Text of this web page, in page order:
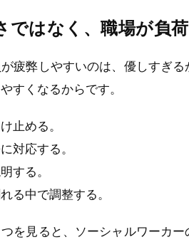
ではなく、職場が負
疲弊しやすいのは、優しすぎ
すくなるからです。
止める。
対応する。
する。
る中で調整する。
を見ると、ソーシャルワーカ